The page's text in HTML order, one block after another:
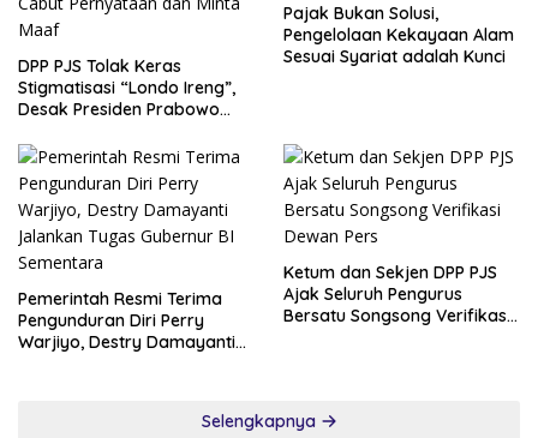
DPP PJS Tolak Keras
Stigmatisasi “Londo Ireng”,
Desak Presiden Prabowo
Maaf
Pajak Bukan Solusi,
Pengelolaan Kekayaan Alam
Sesuai Syariat adalah Kunci
Pemerintah Resmi Terima
Pengunduran Diri Perry
Warjiyo, Destry Damayanti
Ketum dan Sekjen DPP PJS
Ajak Seluruh Pengurus
Bersatu Songsong Verifikasi
Selengkapnya